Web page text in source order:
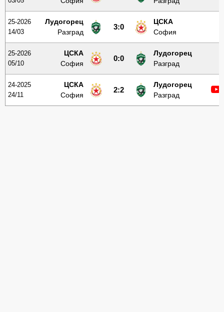
25-2026
14/03
Лудогорец
Разград
3:0
ЦСКА
София
25-2026
05/10
ЦСКА
София
0:0
Лудогорец
Разград
24-2025
24/11
ЦСКА
София
2:2
Лудогорец
Разград